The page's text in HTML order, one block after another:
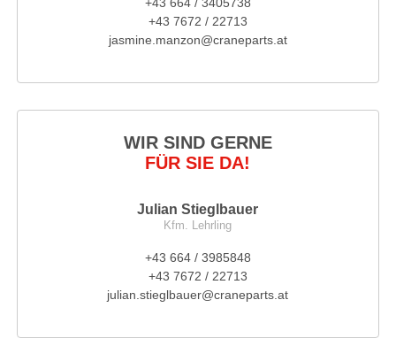
+43 664 / 3405738
+43 7672 / 22713
jasmine.manzon@craneparts.at
WIR SIND GERNE
FÜR SIE DA!
Julian Stieglbauer
Kfm. Lehrling
+43 664 / 3985848
+43 7672 / 22713
julian.stieglbauer@craneparts.at